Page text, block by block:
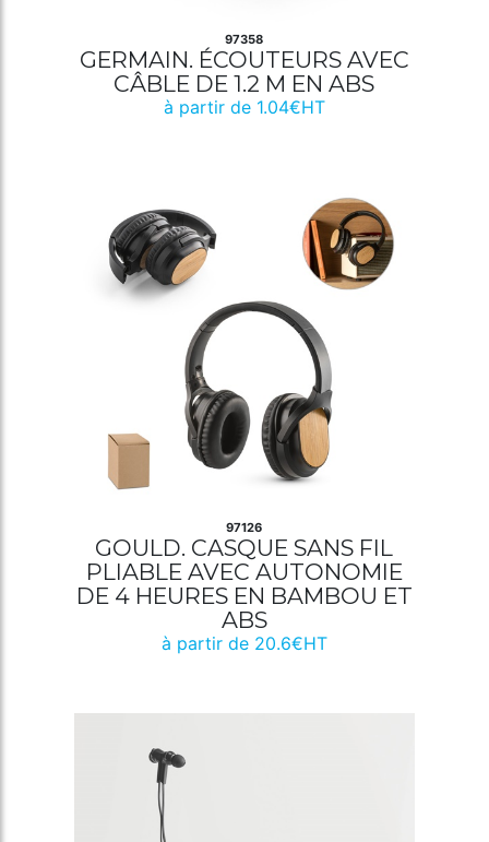
97358
GERMAIN. ÉCOUTEURS AVEC
CÂBLE DE 1.2 M EN ABS
à partir de 1.04€HT
97126
GOULD. CASQUE SANS FIL
PLIABLE AVEC AUTONOMIE
DE 4 HEURES EN BAMBOU ET
ABS
à partir de 20.6€HT